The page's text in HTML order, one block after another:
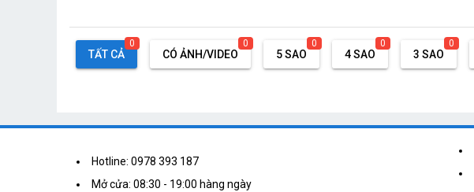
TẤT CẢ
0
CÓ ẢNH/VIDEO
0
5 SAO
0
4 SAO
0
3 SAO
0
Hotline: 0978 393 187
Mở cửa: 08:30 - 19:00 hàng ngày